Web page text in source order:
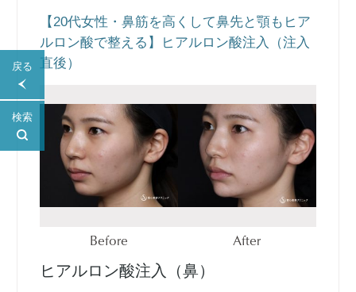
戻る
検索
【20代女性・鼻筋を高くして鼻先と顎もヒア
ルロン酸で整える】ヒアルロン酸注入（注入
直後）
Before After
ヒアルロン酸注入（鼻）